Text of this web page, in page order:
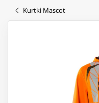
Kurtki Mascot